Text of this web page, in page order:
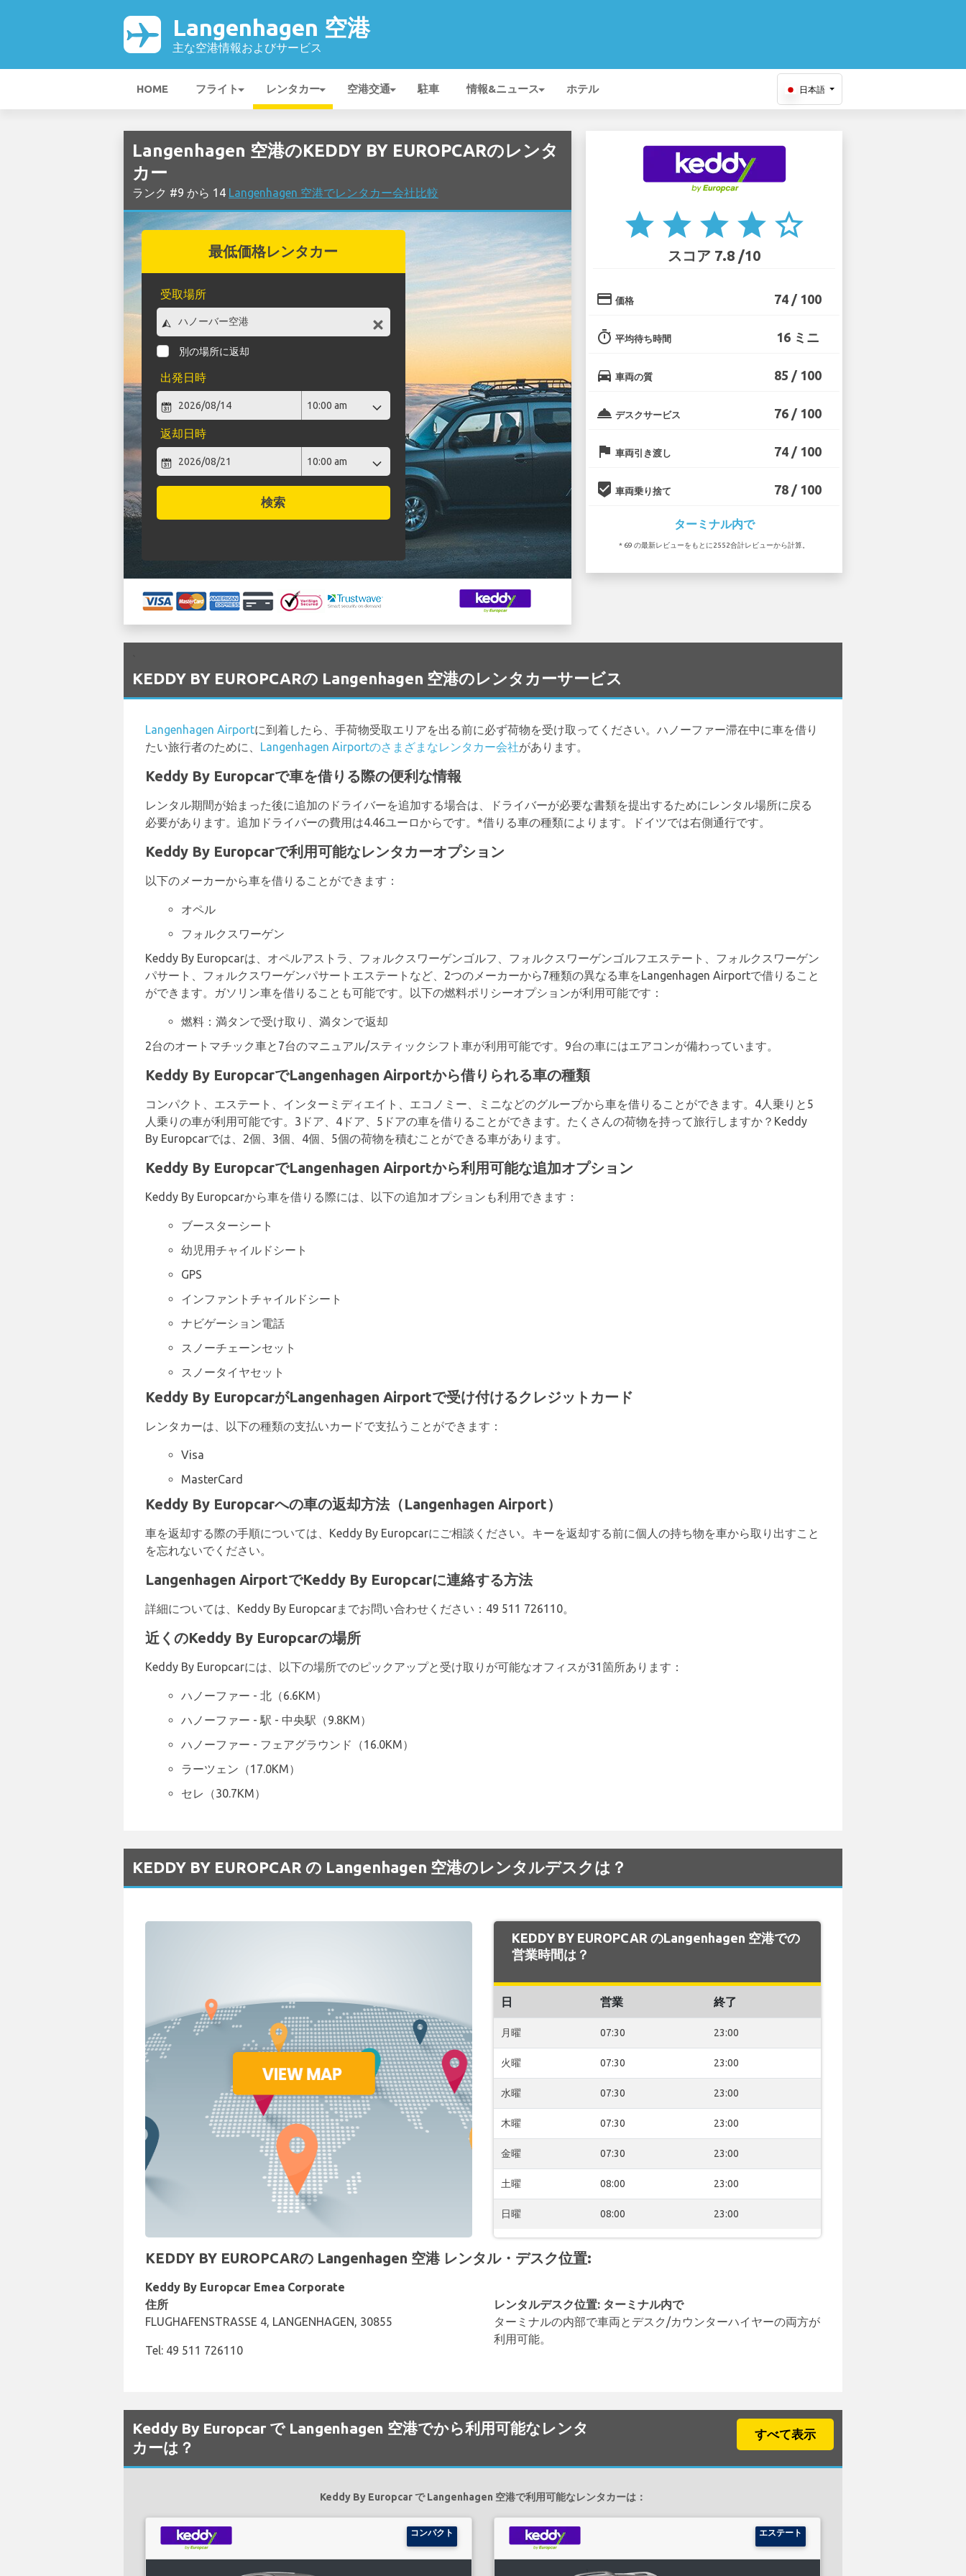
Langenhagen 空港
主な空港情報およびサービス
HOME フライト レンタカー 空港交通 駐車 情報&ニュース ホテル 日本語
Langenhagen 空港のKEDDY BY EUROPCARのレンタ
カー
ランク #9 から 14 Langenhagen 空港でレンタカー会社比較
最低価格レンタカー
受取場所
別の場所に返却
出発日時
返却日時
検索
star star star star star_border
スコア 7.8 /10
credit_card 価格 74 / 100
timer 平均待ち時間 16 ミニ
directions_car 車両の質 85 / 100
room_service デスクサービス 76 / 100
flag 車両引き渡し 74 / 100
beenhere 車両乗り捨て 78 / 100
ターミナル内で
* 69 の最新レビューをもとに2552合計レビューから計算。
KEDDY BY EUROPCARの Langenhagen 空港のレンタカーサービス
Langenhagen Airportに到着したら、手荷物受取エリアを出る前に必ず荷物を受け取ってください。ハノーファー滞在中に車を借り
たい旅行者のために、 Langenhagen Airportのさまざまなレンタカー会社があります。
Keddy By Europcarで車を借りる際の便利な情報
レンタル期間が始まった後に追加のドライバーを追加する場合は、ドライバーが必要な書類を提出するためにレンタル場所に戻る
必要があります。追加ドライバーの費用は4.46ユーロからです。*借りる車の種類によります。ドイツでは右側通行です。
Keddy By Europcarで利用可能なレンタカーオプション
以下のメーカーから車を借りることができます：
オペル
フォルクスワーゲン
Keddy By Europcarは、オペルアストラ、フォルクスワーゲンゴルフ、フォルクスワーゲンゴルフエステート、フォルクスワーゲン
パサート、フォルクスワーゲンパサートエステートなど、2つのメーカーから7種類の異なる車をLangenhagen Airportで借りること
ができます。ガソリン車を借りることも可能です。以下の燃料ポリシーオプションが利用可能です：
燃料：満タンで受け取り、満タンで返却
2台のオートマチック車と7台のマニュアル/スティックシフト車が利用可能です。9台の車にはエアコンが備わっています。
Keddy By EuropcarでLangenhagen Airportから借りられる車の種類
コンパクト、エステート、インターミディエイト、エコノミー、ミニなどのグループから車を借りることができます。4人乗りと5
人乗りの車が利用可能です。3ドア、4ドア、5ドアの車を借りることができます。たくさんの荷物を持って旅行しますか？Keddy
By Europcarでは、2個、3個、4個、5個の荷物を積むことができる車があります。
Keddy By EuropcarでLangenhagen Airportから利用可能な追加オプション
Keddy By Europcarから車を借りる際には、以下の追加オプションも利用できます：
ブースターシート
幼児用チャイルドシート
GPS
インファントチャイルドシート
ナビゲーション電話
スノーチェーンセット
スノータイヤセット
Keddy By EuropcarがLangenhagen Airportで受け付けるクレジットカード
レンタカーは、以下の種類の支払いカードで支払うことができます：
Visa
MasterCard
Keddy By Europcarへの車の返却方法（Langenhagen Airport）
車を返却する際の手順については、Keddy By Europcarにご相談ください。キーを返却する前に個人の持ち物を車から取り出すこと
を忘れないでください。
Langenhagen AirportでKeddy By Europcarに連絡する方法
詳細については、Keddy By Europcarまでお問い合わせください：49 511 726110。
近くのKeddy By Europcarの場所
Keddy By Europcarには、以下の場所でのピックアップと受け取りが可能なオフィスが31箇所あります：
ハノーファー - 北（6.6KM）
ハノーファー - 駅 - 中央駅（9.8KM）
ハノーファー - フェアグラウンド（16.0KM）
ラーツェン（17.0KM）
セレ（30.7KM）
KEDDY BY EUROPCAR の Langenhagen 空港のレンタルデスクは？
KEDDY BY EUROPCAR のLangenhagen 空港での
営業時間は？
日 営業 終了
月曜 07:30 23:00
火曜 07:30 23:00
水曜 07:30 23:00
木曜 07:30 23:00
金曜 07:30 23:00
土曜 08:00 23:00
日曜 08:00 23:00
KEDDY BY EUROPCARの Langenhagen 空港 レンタル・デスク位置:
Keddy By Europcar Emea Corporate
住所
FLUGHAFENSTRASSE 4, LANGENHAGEN, 30855
Tel: 49 511 726110
レンタルデスク位置: ターミナル内で
ターミナルの内部で車両とデスク/カウンターハイヤーの両方が
利用可能。
Keddy By Europcar で Langenhagen 空港でから利用可能なレンタ
カーは？
すべて表示
Keddy By Europcar で Langenhagen 空港で利用可能なレンタカーは：
コンパクト エステート